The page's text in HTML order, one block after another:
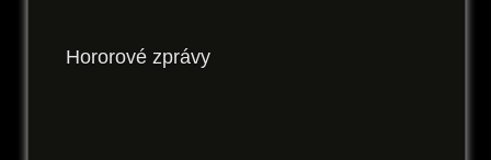
Hororové zprávy